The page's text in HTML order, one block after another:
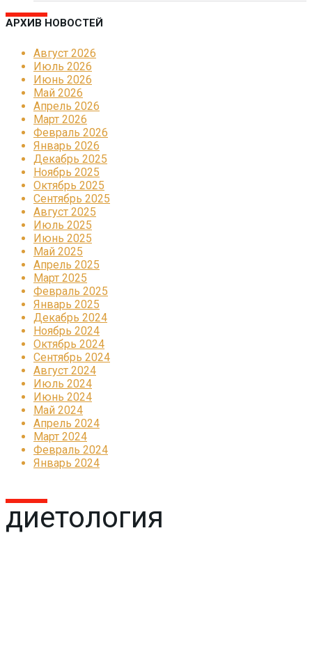
АРХИВ НОВОСТЕЙ
Август 2026
Июль 2026
Июнь 2026
Май 2026
Апрель 2026
Март 2026
Февраль 2026
Январь 2026
Декабрь 2025
Ноябрь 2025
Октябрь 2025
Сентябрь 2025
Август 2025
Июль 2025
Июнь 2025
Май 2025
Апрель 2025
Март 2025
Февраль 2025
Январь 2025
Декабрь 2024
Ноябрь 2024
Октябрь 2024
Сентябрь 2024
Август 2024
Июль 2024
Июнь 2024
Май 2024
Апрель 2024
Март 2024
Февраль 2024
Январь 2024
диетология